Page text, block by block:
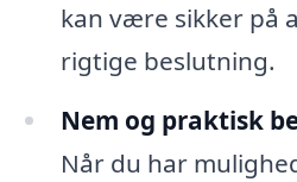
kan være sikker på
rigtige beslutning.
Nem og praktisk
Når du har